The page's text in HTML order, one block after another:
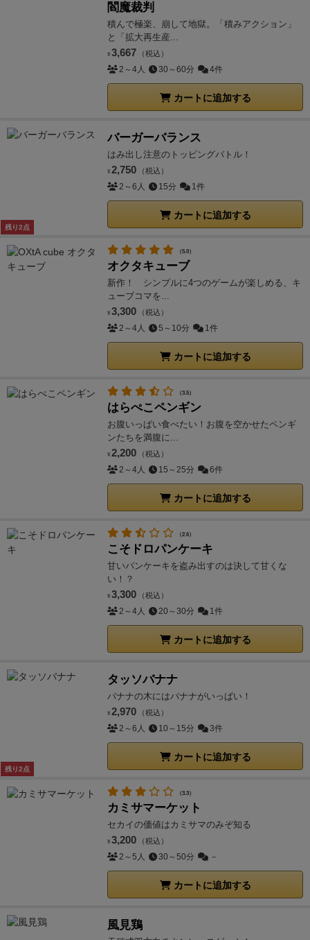
閻魔裁判
積んで極楽、崩して地獄。「積みアクション」
と「拡大再生産...
¥ 3,667 （税込）
2～4人 30～60分 4件
カートに追加する
残り2点
バーガーバランス
はみ出し注意のトッピングバトル！
¥ 2,750 （税込）
2～6人 15分 1件
カートに追加する
（5.0）
オクタキューブ
新作！ シンプルに4つのゲームが楽しめる、キ
ューブコマを...
¥ 3,300 （税込）
2～4人 5～10分 1件
カートに追加する
（3.5）
はらぺこペンギン
お腹いっぱい食べたい！お腹を空かせたペンギ
ンたちを満腹に...
¥ 2,200 （税込）
2～4人 15～25分 6件
カートに追加する
（2.6）
こそドロパンケーキ
甘いパンケーキを盗み出すのは決して甘くな
い！？
¥ 3,300 （税込）
2～4人 20～30分 1件
カートに追加する
残り2点
タッソバナナ
バナナの木にはバナナがいっぱい！
¥ 2,970 （税込）
2～6人 10～15分 3件
カートに追加する
（3.3）
カミサマーケット
セカイの価値はカミサマのみぞ知る
¥ 3,200 （税込）
2～5人 30～50分 －
カートに追加する
風見鶏